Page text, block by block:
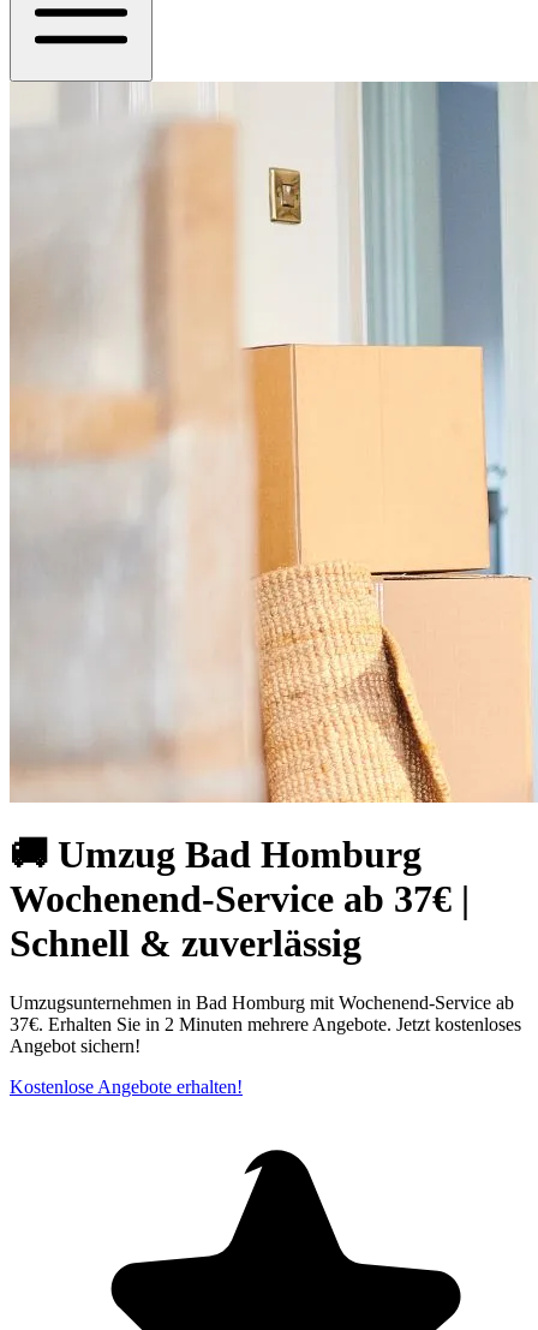
🚚 Umzug Bad Homburg
Wochenend-Service ab 37€ |
Schnell & zuverlässig
Umzugsunternehmen in Bad Homburg mit Wochenend-Service ab
37€. Erhalten Sie in 2 Minuten mehrere Angebote. Jetzt kostenloses
Angebot sichern!
Kostenlose Angebote erhalten!